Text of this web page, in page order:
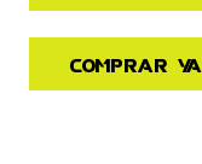
Comprar ya